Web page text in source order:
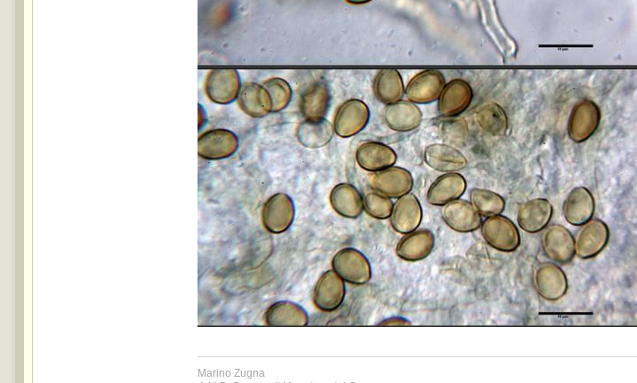
Marino Zugna